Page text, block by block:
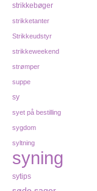
strikkebøger
strikketanter
Strikkeudstyr
strikkeweekend
strømper
suppe
sy
syet på bestilling
sygdom
syltning
syning
sytips